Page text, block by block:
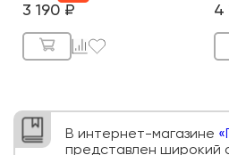
3 190 ₽ 4
В интернет-магазине
представлен широкий